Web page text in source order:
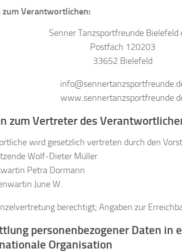
zum Verantwortlichen:
Senner Tanzsportfreunde Bielefeld
Postfach 120203
33652 Bielefeld
zum Vertreter des
wird gesetzlich vertreten durch den
Wolf-Dieter Müller
Petra Dormann
June W.
berechtigt; Angaben zur
personenbezogener Daten in
Organisation